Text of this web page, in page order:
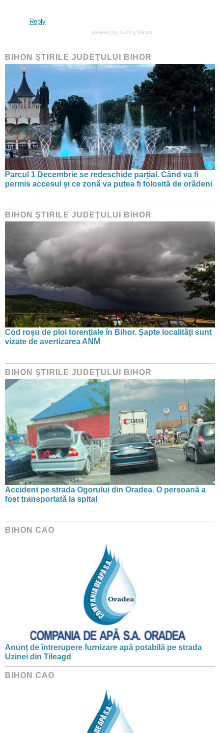
Reply
powered by Surfing Waves
BIHON ŞTIRILE JUDEŢULUI BIHOR
Parcul 1 Decembrie se redeschide parțial. Când va fi
permis accesul și ce zonă va putea fi folosită de orădeni
BIHON ŞTIRILE JUDEŢULUI BIHOR
Cod roșu de ploi torențiale în Bihor. Șapte localități sunt
vizate de avertizarea ANM
BIHON ŞTIRILE JUDEŢULUI BIHOR
Accident pe strada Ogorului din Oradea. O persoană a
fost transportată la spital
BIHON CAO
Anunț de întrerupere furnizare apă potabilă pe strada
Uzinei din Tileagd
BIHON CAO